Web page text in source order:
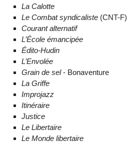
La Calotte
Le Combat syndicaliste(CNT-F)
Courant alternatif
L’École émancipée
Édito-Hudin
L’Envolée
Grain de sel- Bonaventure
La Griffe
Improjazz
Itinéraire
Justice
Le Libertaire
Le Monde libertaire